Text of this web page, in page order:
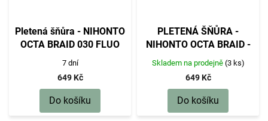
Pletená šňůra - NIHONTO
OCTA BRAID 030 FLUO
Žlutá 300M Nosnost :
7 dní
649 Kč
Do košíku
PLETENÁ ŠŇŮRA -
NIHONTO OCTA BRAID -
0.23mm/20.8kg/300m -
ZELENÁ - 1 cívka
Skladem na prodejně (3 ks)
649 Kč
Do košíku